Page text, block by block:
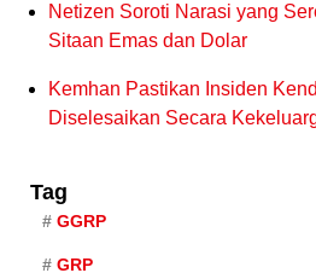
Netizen Soroti Narasi yang
Sitaan Emas dan Dolar
Kemhan Pastikan Insiden
Diselesaikan Secara
Tag
GGRP
GRP